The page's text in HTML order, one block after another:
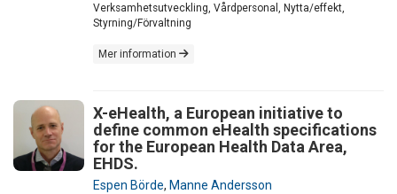
Verksamhetsutveckling, Vårdpersonal, Nytta/effekt,
Styrning/Förvaltning
Mer information
X-eHealth, a European initiative to
define common eHealth specifications
for the European Health Data Area,
EHDS.
Espen Börde, Manne Andersson